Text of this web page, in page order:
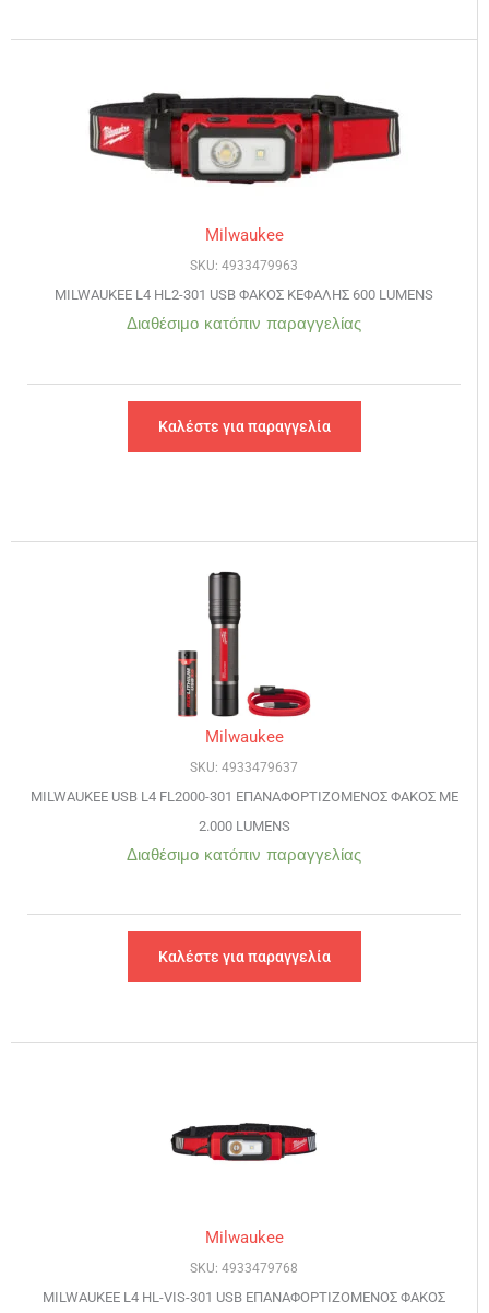
Milwaukee
SKU: 4933479963
MILWAUKEE L4 HL2-301 USB ΦΑΚΟΣ ΚΕΦΑΛΗΣ 600 LUMENS
Διαθέσιμο κατόπιν παραγγελίας
Καλέστε για παραγγελία
Milwaukee
SKU: 4933479637
MILWAUKEE USB L4 FL2000-301 ΕΠΑΝΑΦΟΡΤΙΖΟΜΕΝΟΣ ΦΑΚΟΣ ΜΕ
2.000 LUMENS
Διαθέσιμο κατόπιν παραγγελίας
Καλέστε για παραγγελία
Milwaukee
SKU: 4933479768
MILWAUKEE L4 HL-VIS-301 USB ΕΠΑΝΑΦΟΡΤΙΖΟΜΕΝΟΣ ΦΑΚΟΣ